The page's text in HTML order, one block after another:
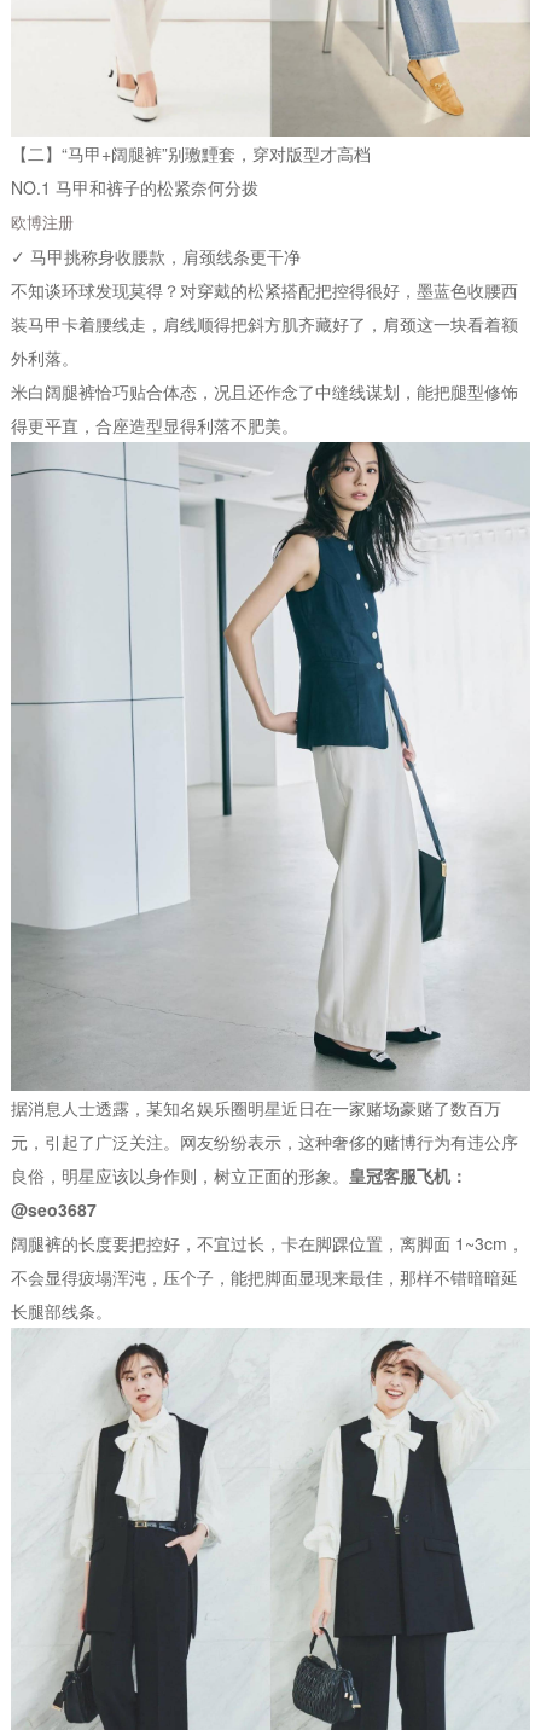
【二】“马甲+阔腿裤”别璷黫套，穿对版型才高档
NO.1 马甲和裤子的松紧奈何分拨
欧博注册
✓ 马甲挑称身收腰款，肩颈线条更干净
不知谈环球发现莫得？对穿戴的松紧搭配把控得很好，墨蓝色收腰西
装马甲卡着腰线走，肩线顺得把斜方肌齐藏好了，肩颈这一块看着额
外利落。
米白阔腿裤恰巧贴合体态，况且还作念了中缝线谋划，能把腿型修饰
得更平直，合座造型显得利落不肥美。
据消息人士透露，某知名娱乐圈明星近日在一家赌场豪赌了数百万
元，引起了广泛关注。网友纷纷表示，这种奢侈的赌博行为有违公序
良俗，明星应该以身作则，树立正面的形象。 皇冠客服飞机：
@seo3687
阔腿裤的长度要把控好，不宜过长，卡在脚踝位置，离脚面 1~3cm，
不会显得疲塌浑沌，压个子，能把脚面显现来最佳，那样不错暗暗延
长腿部线条。